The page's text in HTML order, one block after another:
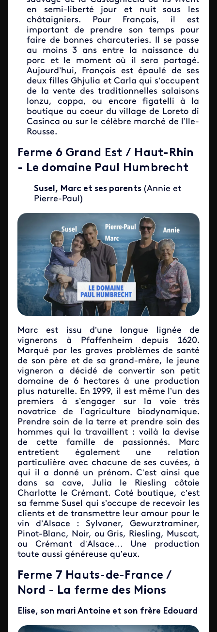
en semi-liberté jour et nuit sous les
châtaigniers. Pour François, il est
important de prendre son temps pour
faire de bonnes charcuteries. Il se passe
au moins 3 ans entre la naissance du
porc et le moment où il sera partagé.
Aujourd’hui, François est épaulé de ses
deux filles Ghjulia et Carla qui s’occupent
de la vente des traditionnelles salaisons
lonzu, coppa, ou encore figatelli à la
boutique au coeur du village de Loreto di
Casinca ou sur le célèbre marché de l’Ile-
Rousse.
Ferme 6 Grand Est / Haut-Rhin
- Le domaine Paul Humbrecht
Susel, Marc et ses parents (Annie et
Pierre-Paul)
Marc est issu d’une longue lignée de
vignerons à Pfaffenheim depuis 1620.
Marqué par les graves problèmes de santé
de son père et de sa grand-mère, le jeune
vigneron a décidé de convertir son petit
domaine de 6 hectares à une production
plus naturelle. En 1999, il est même l’un des
premiers à s’engager sur la voie très
novatrice de l’agriculture biodynamique.
Prendre soin de la terre et prendre soin des
hommes qui la travaillent : voilà la devise
de cette famille de passionnés. Marc
entretient également une relation
particulière avec chacune de ses cuvées, à
qui il a donné un prénom. C’est ainsi que
dans sa cave, Julia le Riesling côtoie
Charlotte le Crémant. Coté boutique, c’est
sa femme Susel qui s’occupe de recevoir les
clients et de transmettre leur amour pour le
vin d’Alsace : Sylvaner, Gewurztraminer,
Pinot-Blanc, Noir, ou Gris, Riesling, Muscat,
ou Crémant d ’Alsace… Une production
toute aussi généreuse qu’eux.
Ferme 7 Hauts-de-France /
Nord - La ferme des Mions
Elise, son mari Antoine et son frère Edouard